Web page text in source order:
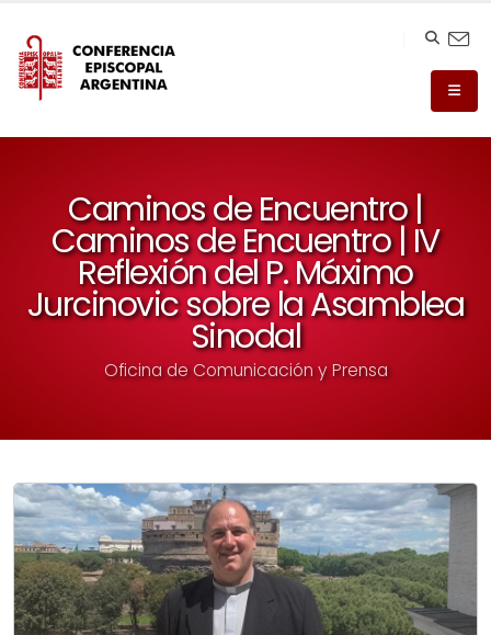
Caminos de Encuentro |
Caminos de Encuentro | IV
Reflexión del P. Máximo
Jurcinovic sobre la Asamblea
Sinodal
Oficina de Comunicación y Prensa